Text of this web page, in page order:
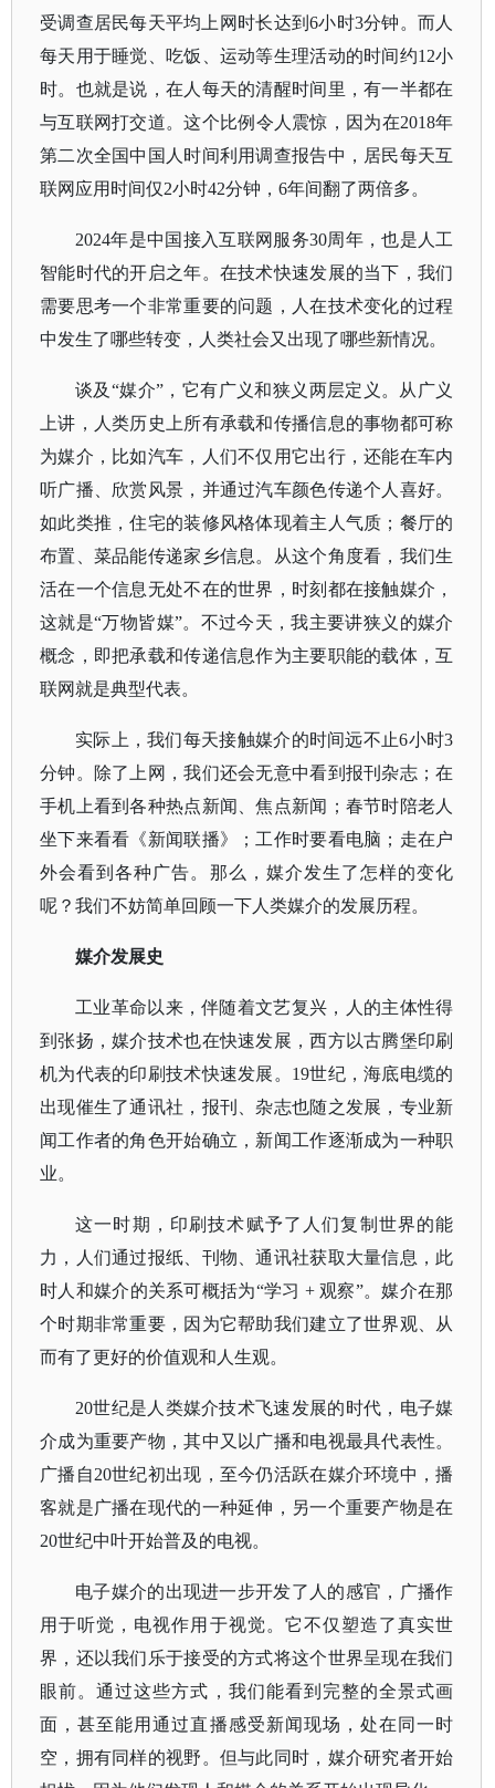
受调查居民每天平均上网时长达到6小时3分钟。而人
每天用于睡觉、吃饭、运动等生理活动的时间约12小
时。也就是说，在人每天的清醒时间里，有一半都在
与互联网打交道。这个比例令人震惊，因为在2018年
第二次全国中国人时间利用调查报告中，居民每天互
联网应用时间仅2小时42分钟，6年间翻了两倍多。
2024年是中国接入互联网服务30周年，也是人工
智能时代的开启之年。在技术快速发展的当下，我们
需要思考一个非常重要的问题，人在技术变化的过程
中发生了哪些转变，人类社会又出现了哪些新情况。
谈及 “媒介”，它有广义和狭义两层定义。从广义
上讲，人类历史上所有承载和传播信息的事物都可称
为媒介，比如汽车，人们不仅用它出行，还能在车内
听广播、欣赏风景，并通过汽车颜色传递个人喜好。
如此类推，住宅的装修风格体现着主人气质；餐厅的
布置、菜品能传递家乡信息。从这个角度看，我们生
活在一个信息无处不在的世界，时刻都在接触媒介，
这就是“万物皆媒”。不过今天，我主要讲狭义的媒介
概念，即把承载和传递信息作为主要职能的载体，互
联网就是典型代表。
实际上，我们每天接触媒介的时间远不止6小时3
分钟。除了上网，我们还会无意中看到报刊杂志；在
手机上看到各种热点新闻、焦点新闻；春节时陪老人
坐下来看看《新闻联播》；工作时要看电脑；走在户
外会看到各种广告。那么，媒介发生了怎样的变化
呢？我们不妨简单回顾一下人类媒介的发展历程。
媒介发展史
工业革命以来，伴随着文艺复兴，人的主体性得
到张扬，媒介技术也在快速发展，西方以古腾堡印刷
机为代表的印刷技术快速发展。 19世纪，海底电缆的
出现催生了通讯社，报刊、杂志也随之发展，专业新
闻工作者的角色开始确立，新闻工作逐渐成为一种职
业。
这一时期，印刷技术赋予了人们复制世界的能
力，人们通过报纸、刊物、通讯社获取大量信息，此
时人和媒介的关系可概括为“学习 + 观察”。媒介在那
个时期非常重要，因为它帮助我们建立了世界观、从
而有了更好的价值观和人生观。
20世纪是人类媒介技术飞速发展的时代，电子媒
介成为重要产物，其中又以广播和电视最具代表性。
广播自20世纪初出现，至今仍活跃在媒介环境中，播
客就是广播在现代的一种延伸，另一个重要产物是在
20世纪中叶开始普及的电视。
电子媒介的出现进一步开发了人的感官，广播作
用于听觉，电视作用于视觉。它不仅塑造了真实世
界，还以我们乐于接受的方式将这个世界呈现在我们
眼前。通过这些方式，我们能看到完整的全景式画
面，甚至能用通过直播感受新闻现场，处在同一时
空，拥有同样的视野。但与此同时，媒介研究者开始